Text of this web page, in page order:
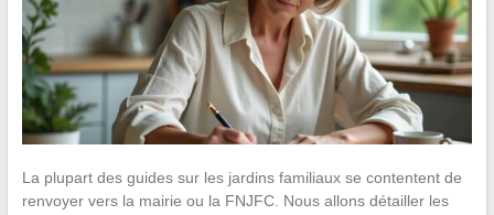
La plupart des guides sur les jardins familiaux se contentent de
renvoyer vers la mairie ou la FNJFC. Nous allons détailler les